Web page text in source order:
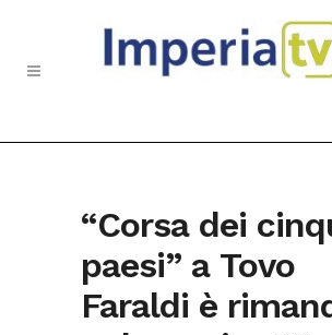
“Corsa dei
paesi” a Tovo
Faraldi è